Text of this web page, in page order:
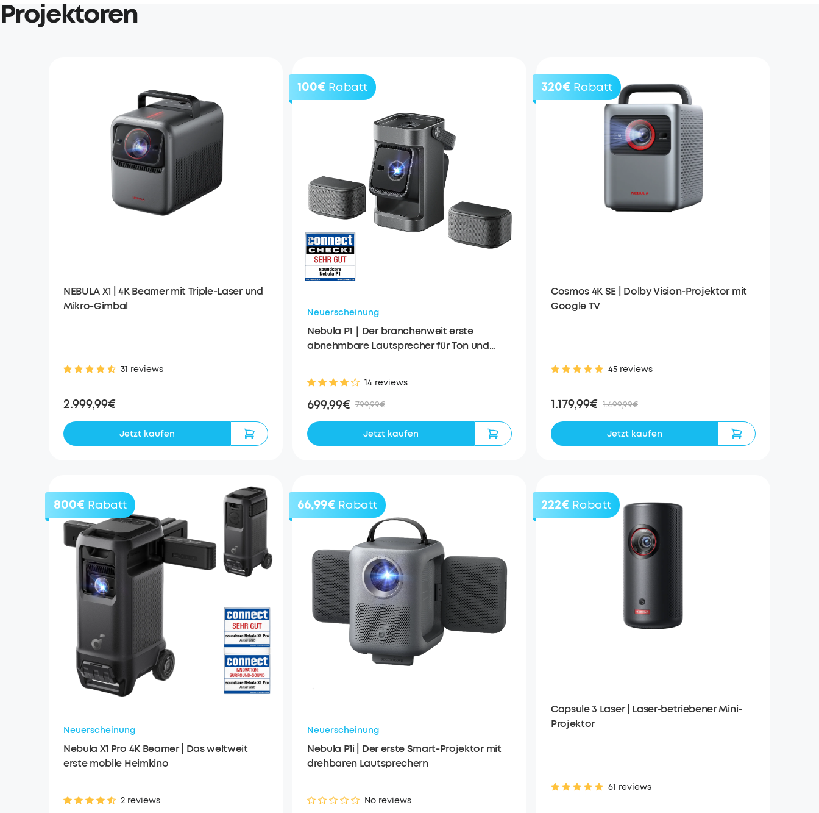
Projektoren
NEBULA X1 | 4K Beamer mit Triple-Laser und
Mikro-Gimbal
31 reviews
2.999,99€
Jetzt kaufen
100€ Rabatt
Neuerscheinung
Nebula P1｜Der branchenweit erste
abnehmbare Lautsprecher für Ton und
14 reviews
699,99€ 799,99€
Jetzt kaufen
320€ Rabatt
Cosmos 4K SE | Dolby Vision-Projektor mit
Google TV
45 reviews
1.179,99€ 1.499,99€
Jetzt kaufen
800€ Rabatt
Neuerscheinung
Nebula X1 Pro 4K Beamer | Das weltweit
erste mobile Heimkino
2 reviews
66,99€ Rabatt
Neuerscheinung
Nebula P1i | Der erste Smart-Projektor mit
drehbaren Lautsprechern
No reviews
222€ Rabatt
Capsule 3 Laser | Laser-betriebener Mini-
Projektor
61 reviews